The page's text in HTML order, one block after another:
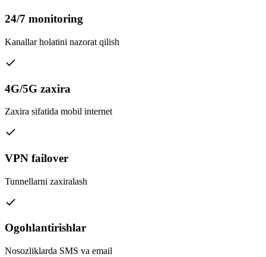
24/7 monitoring
Kanallar holatini nazorat qilish
4G/5G zaxira
Zaxira sifatida mobil internet
VPN failover
Tunnellarni zaxiralash
Ogohlantirishlar
Nosozliklarda SMS va email